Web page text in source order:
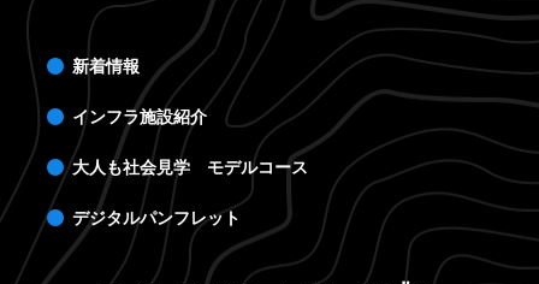
新着情報
インフラ施設紹介
大人も社会見学 モデルコース
デジタルパンフレット